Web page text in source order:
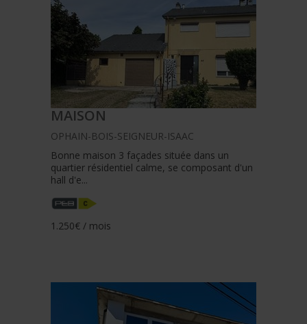
MAISON
OPHAIN-BOIS-SEIGNEUR-ISAAC
Bonne maison 3 façades située dans un
quartier résidentiel calme, se composant d'un
hall d'e...
1.250€ / mois